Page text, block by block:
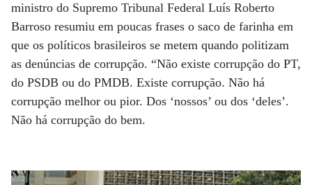
ministro do Supremo Tribunal Federal Luís Roberto
Barroso resumiu em poucas frases o saco de farinha em
que os políticos brasileiros se metem quando politizam
as denúncias de corrupção. “Não existe corrupção do PT,
do PSDB ou do PMDB. Existe corrupção. Não há
corrupção melhor ou pior. Dos ‘nossos’ ou dos ‘deles’.
Não há corrupção do bem.